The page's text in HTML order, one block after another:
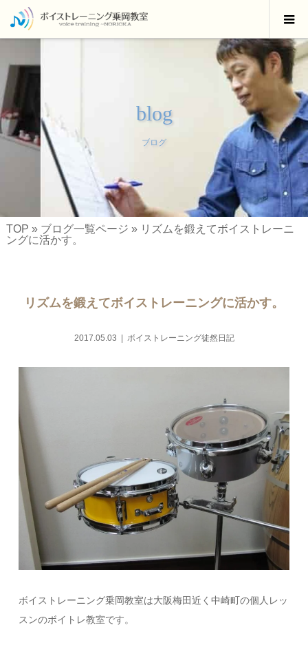
blog
ブログ
TOP » ブログ一覧ページ » リズムを鍛えてボイストレーニ
ングに活かす。
リズムを鍛えてボイストレーニングに活かす。
2017.05.03 ボイストレーニング徒然日記
ボイストレーニング乗岡教室は大阪梅田近く中崎町の個人レッ
スンのボイトレ教室です。